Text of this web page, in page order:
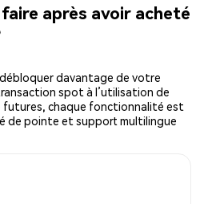
après avoir acheté
davantage de votre
spot à l’utilisation de
futures, chaque fonctionnalité est
de pointe et support multilingue